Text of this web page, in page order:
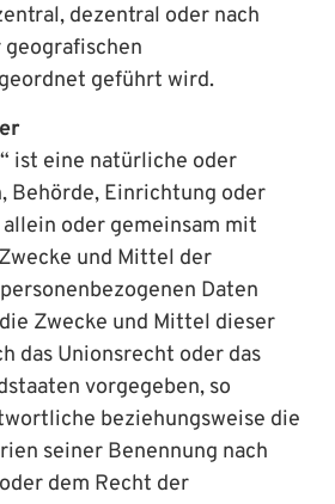
dezentral oder nach
geführt wird.
ist eine natürliche oder
Behörde, Einrichtung oder
oder gemeinsam mit
und Mittel der
Daten
Zwecke und Mittel dieser
das Unionsrecht oder das
vorgegeben, so
beziehungsweise die
seiner Benennung nach
dem Recht der